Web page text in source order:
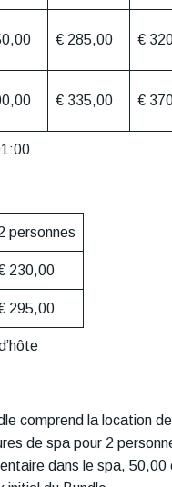
€ 285,00 €
€ 335,00 €
personnes
230,00
295,00
comprend la location
de spa pour 2
dans le spa, 50,00